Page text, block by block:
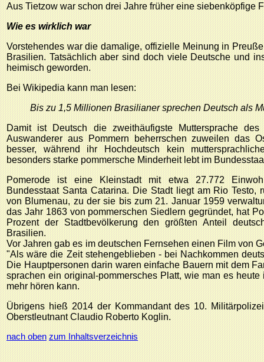
Aus Tietzow war schon drei Jahre früher eine siebenköpfige
Wie es wirklich war
Vorstehendes war die damalige, offizielle Meinung in
Brasilien. Tatsächlich aber sind doch viele Deutsche und
heimisch geworden.
Bei Wikipedia kann man lesen:
Bis zu 1,5 Millionen Brasilianer sprechen Deutsch als
Damit ist Deutsch die zweithäufigste Muttersprache
Auswanderer aus Pommern beherrschen zuweilen das
besser, während ihr Hochdeutsch kein
besonders starke pommersche Minderheit lebt im
Pomerode ist eine Kleinstadt mit etwa 27.772
Bundesstaat Santa Catarina. Die Stadt liegt am Rio Testo,
von Blumenau, zu der sie bis zum 21. Januar 1959
das Jahr 1863 von pommerschen Siedlern gegründet, hat
Prozent der Stadtbevölkerung den größten Anteil
Brasilien.
Vor Jahren gab es im deutschen Fernsehen einen Film von
"Als wäre die Zeit stehengeblieben - bei Nachkommen
Die Hauptpersonen darin waren einfache Bauern mit dem
sprachen ein original-pommersches Platt, wie man es
mehr hören kann.
Übrigens hieß 2014 der Kommandant des 10.
Oberstleutnant Claudio Roberto Koglin.
nach oben zum Inhaltsverzeichnis